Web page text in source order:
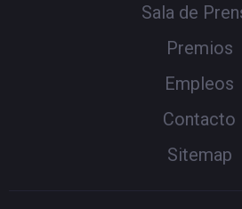
Sala de
Premios
Empleos
Contacto
Sitemap